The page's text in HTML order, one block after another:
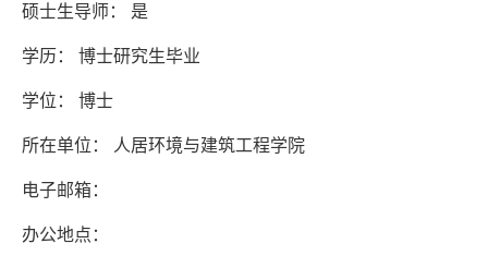
硕士生导师： 是
学历： 博士研究生毕业
学位： 博士
所在单位： 人居环境与建筑工程学院
电子邮箱：
办公地点：